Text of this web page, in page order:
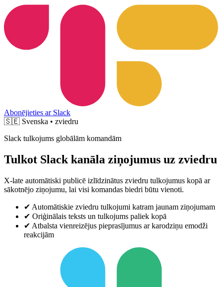
Abonējieties ar Slack
🇸🇪 Svenska • zviedru
Slack tulkojums globālām komandām
Tulkot Slack kanāla ziņojumus uz zviedru
X-late automātiski publicē izlīdzinātus zviedru tulkojumus kopā ar
sākotnējo ziņojumu, lai visi komandas biedri būtu vienoti.
✔ Automātiskie zviedru tulkojumi katram jaunam ziņojumam
✔ Oriģinālais teksts un tulkojums paliek kopā
✔ Atbalsta vienreizējus pieprasījumus ar karodziņu emodži
reakcijām